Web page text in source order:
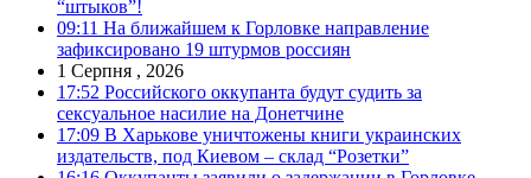
“штыков”!
09:11 На ближайшем к Горловке направление
зафиксировано 19 штурмов россиян
1 Серпня , 2026
17:52 Российского оккупанта будут судить за
сексуальное насилие на Донетчине
17:09 В Харькове уничтожены книги украинских
издательств, под Киевом – склад “Розетки”